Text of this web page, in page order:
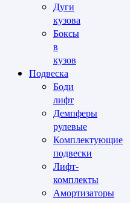
Дуги
кузова
Боксы
в
кузов
Подвеска
Боди
лифт
Демпферы
рулевые
Комплектующие
подвески
Лифт-
комплекты
Амортизаторы